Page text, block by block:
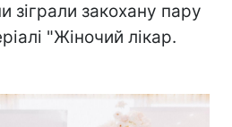
зіграли закохану пару
"Жіночий лікар.